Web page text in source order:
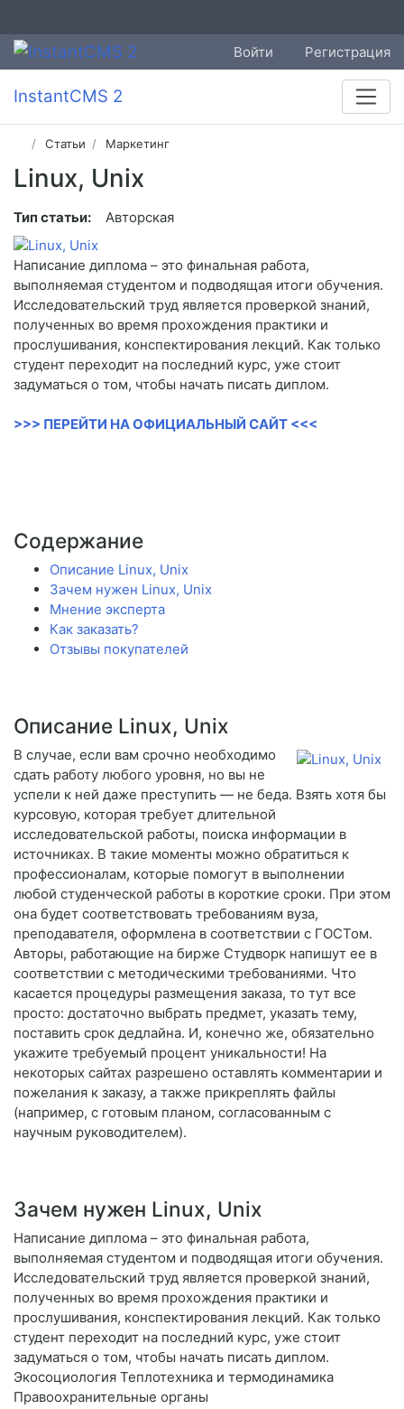
Войти Регистрация
InstantCMS 2
Статьи Маркетинг
Linux, Unix
Тип статьи: Авторская
Написание диплома – это финальная работа,
выполняемая студентом и подводящая итоги обучения.
Исследовательский труд является проверкой знаний,
полученных во время прохождения практики и
прослушивания, конспектирования лекций. Как только
студент переходит на последний курс, уже стоит
задуматься о том, чтобы начать писать диплом.
>>> ПЕРЕЙТИ НА ОФИЦИАЛЬНЫЙ САЙТ <<<
Содержание
Описание Linux, Unix
Зачем нужен Linux, Unix
Мнение эксперта
Как заказать?
Отзывы покупателей
Описание Linux, Unix
В случае, если вам срочно необходимо
сдать работу любого уровня, но вы не
успели к ней даже преступить — не беда. Взять хотя бы
курсовую, которая требует длительной
исследовательской работы, поиска информации в
источниках. В такие моменты можно обратиться к
профессионалам, которые помогут в выполнении
любой студенческой работы в короткие сроки. При этом
она будет соответствовать требованиям вуза,
преподавателя, оформлена в соответствии с ГОСТом.
Авторы, работающие на бирже Студворк напишут ее в
соответствии с методическими требованиями. Что
касается процедуры размещения заказа, то тут все
просто: достаточно выбрать предмет, указать тему,
поставить срок дедлайна. И, конечно же, обязательно
укажите требуемый процент уникальности! На
некоторых сайтах разрешено оставлять комментарии и
пожелания к заказу, а также прикреплять файлы
(например, с готовым планом, согласованным с
научным руководителем).
Зачем нужен Linux, Unix
Написание диплома – это финальная работа,
выполняемая студентом и подводящая итоги обучения.
Исследовательский труд является проверкой знаний,
полученных во время прохождения практики и
прослушивания, конспектирования лекций. Как только
студент переходит на последний курс, уже стоит
задуматься о том, чтобы начать писать диплом.
Экосоциология Теплотехника и термодинамика
Правоохранительные органы